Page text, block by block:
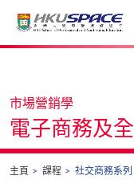
Main
市場營銷學
電子商務及
主頁 課程 社交商務系